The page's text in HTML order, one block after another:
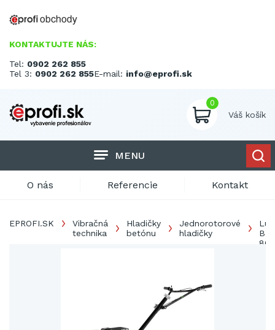
KONTAKTUJTE NÁS:
Tel: 0902 262 855
Tel 3: 0902 262 855E-mail: info@eprofi.sk
0
Váš košík
MENU
O nás Referencie Kontakt
EPROFI.SK
Vibračná
technika
Hladičky
betónu
Jednorotorové
hladičky
BT
800